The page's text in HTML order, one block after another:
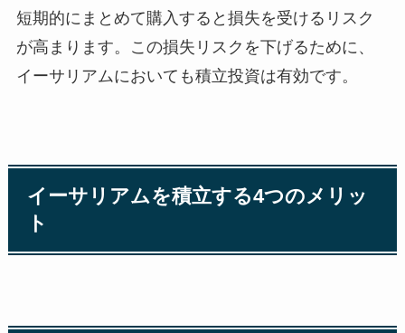
短期的にまとめて購入すると損失を受けるリスク
が高まります。この損失リスクを下げるために、
イーサリアムにおいても積立投資は有効です。
イーサリアムを積立する4つのメリッ
ト